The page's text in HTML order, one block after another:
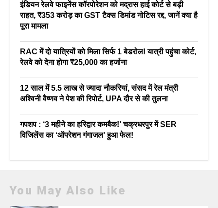
इंडियन रेलवे फाइनेंस कॉरपोरेशन को मद्रास हाई कोर्ट से बड़ी
राहत, ₹353 करोड़ का GST टैक्स डिमांड नोटिस रद्द, जानें क्या है
पूरा मामला
RAC में दो यात्रियों को मिला सिर्फ 1 बेडरोल! यात्री पहुंचा कोर्ट,
रेलवे को देना होगा ₹25,000 का हर्जाना
12 साल में 5.5 लाख से ज्यादा नौकरियां, संसद में रेल मंत्री
अश्विनी वैष्णव ने पेश की रिपोर्ट, UPA दौर से की तुलना
गपशप : ‘3 महीने का हरिद्वार कमबैक!’ चक्रधरपुर में SER
विजिलेंस का ‘ऑपरेशन गंगाजल’ हुआ फेल!
You May Also Like